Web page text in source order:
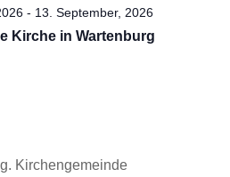
- 13. September, 2026
Kirche in Wartenburg
Kirchengemeinde